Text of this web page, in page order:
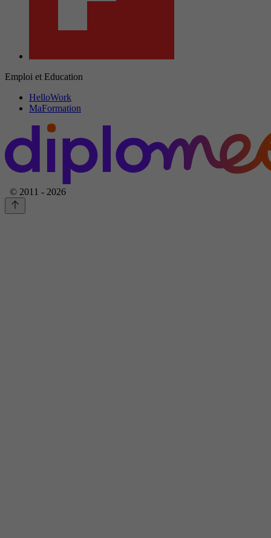
Emploi et Education
HelloWork
MaFormation
© 2011 - 2026